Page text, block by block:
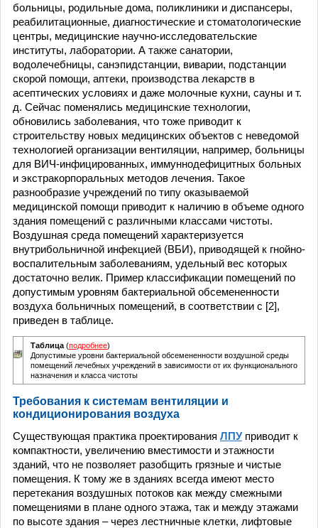
больницы, родильные дома, поликлиники и диспансеры,
реабилитационные, диагностические и стоматологические
центры, медицинские научно-исследовательские
институты, лаборатории. А также санатории,
водолечебницы, санэпидстанции, виварии, подстанции
скорой помощи, аптеки, производства лекарств в
асептических условиях и даже молочные кухни, сауны и т.
д. Сейчас поменялись медицинские технологии,
обновились заболевания, что тоже приводит к
строительству новых медицинских объектов с неведомой
технологией организации вентиляции, например, больницы
для ВИЧ-инфицированных, иммуннодефицитных больных
и экстракорпоральных методов лечения. Такое
разнообразие учреждений по типу оказываемой
медицинской помощи приводит к наличию в объеме одного
здания помещений с различными классами чистоты.
Воздушная среда помещений характеризуется
внутрибольничной инфекцией (ВБИ), приводящей к гнойно-
воспалительным заболеваниям, удельный вес которых
достаточно велик. Пример классификации помещений по
допустимым уровням бактериальной обсемененности
воздуха больничных помещений, в соответствии с [2],
приведен в таблице.
Таблица (подробнее)
Допустимые уровни бактериальной обсемененности воздушной среды
помещений лечебных учреждений в зависимости от их функционального
назначения и класса чистоты
Требования к системам вентиляции и
кондиционирования воздуха
Существующая практика проектирования ЛПУприводит к
компактности, увеличению вместимости и этажности
зданий, что не позволяет разобщить грязные и чистые
помещения. К тому же в зданиях всегда имеют место
перетекания воздушных потоков как между смежными
помещениями в плане одного этажа, так и между этажами
по высоте здания – через лестничные клетки, лифтовые